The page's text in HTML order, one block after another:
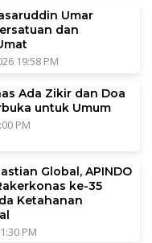
Umar
dan
19:58 PM
Ada Zikir dan Doa
untuk Umum
PM
Global, APINDO
ke-35
Ketahanan
PM